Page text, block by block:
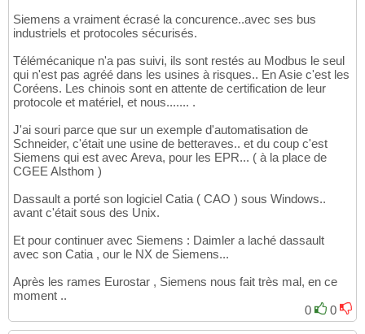
Siemens a vraiment écrasé la concurence..avec ses bus
industriels et protocoles sécurisés.
Télémécanique n'a pas suivi, ils sont restés au Modbus le seul
qui n'est pas agréé dans les usines à risques.. En Asie c'est les
Coréens. Les chinois sont en attente de certification de leur
protocole et matériel, et nous....... .
J'ai souri parce que sur un exemple d'automatisation de
Schneider, c'était une usine de betteraves.. et du coup c'est
Siemens qui est avec Areva, pour les EPR... ( à la place de
CGEE Alsthom )
Dassault a porté son logiciel Catia ( CAO ) sous Windows..
avant c'était sous des Unix.
Et pour continuer avec Siemens : Daimler a laché dassault
avec son Catia , our le NX de Siemens...
Après les rames Eurostar , Siemens nous fait très mal, en ce
moment ..
0
0